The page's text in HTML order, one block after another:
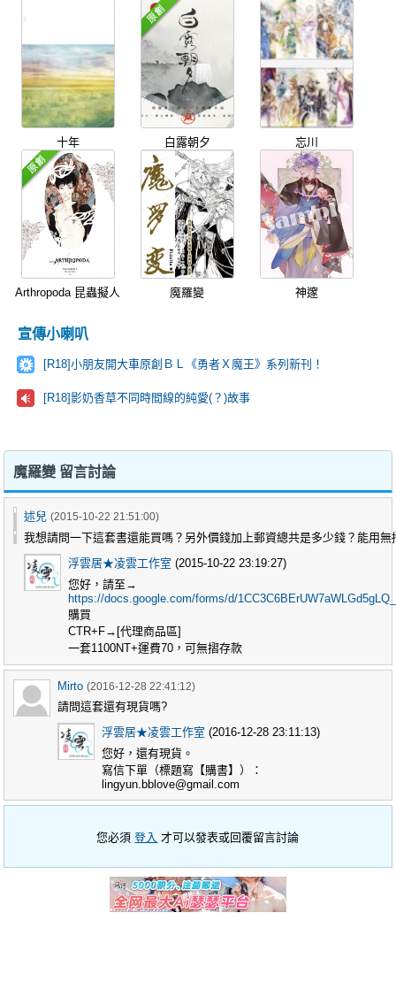
十年 白露朝夕 忘川
Arthropoda 昆蟲擬人 魔羅變 神邃
宣傳小喇叭
[R18]小朋友開大車原創ＢＬ《勇者Ｘ魔王》系列新刊！
[R18]影奶香草不同時間線的純愛(？)故事
魔羅變 留言討論
述兒 (2015-10-22 21:51:00)
我想請問一下這套書還能買嗎？另外價錢加上郵資總共是多少錢？能用無
浮雲居★凌雲工作室 (2015-10-22 23:19:27)
您好，請至→
https://docs.google.com/forms/d/
購買
CTR+F→[代理商品區]
一套1100NT+運費70，可無摺存款
Mirto (2016-12-28 22:41:12)
請問這套還有現貨嗎?
浮雲居★凌雲工作室 (2016-12-28 23:11:13)
您好，還有現貨。
寫信下單（標題寫【購書】）：
lingyun.bblove@gmail.com
您必須登入 才可以發表或回覆留言討論